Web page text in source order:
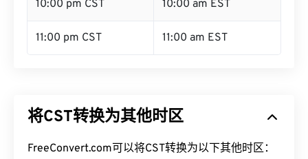
10:00 pm CST 10:00 am EST
11:00 pm CST 11:00 am EST
将CST转换为其他时区
FreeConvert.com可以将CST转换为以下其他时区：